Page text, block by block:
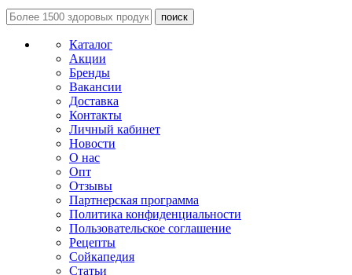
поиск
Каталог
Акции
Бренды
Вакансии
Доставка
Контакты
Личный кабинет
Новости
О нас
Опт
Отзывы
Партнерская программа
Политика конфиденциальности
Пользовательское соглашение
Рецепты
Сойкапедия
Статьи